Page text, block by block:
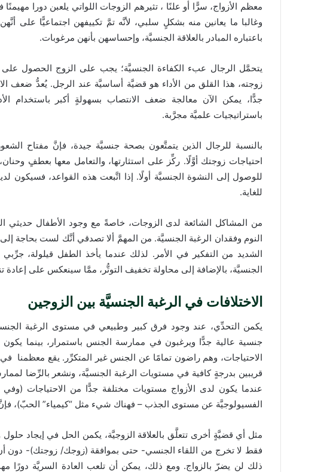
معظم الأزواج، سرًّا أو علنًا ​​، تثيرهم الزوجات اللواتي يلعبن دورا
وغالبا ما يعانين منه بشكلٍ سلبي، لأنَّه تمَّ تكييفهن اجتماعيًّا على
باعتباره المبادر بالعلاقة الجنسيَّة، وإحساسهن بأنهن مرغوبات.
يتحمَّل الرجال عبء الكفاءة الجنسيَّة؛ يجب على الزوج الحصول على
زوجته، هذا القلق من الأداء هو قضيَّة أساسيَّة عند الرجل. يُعدُّ ضعف
جدًّا، يمكن الآن معالجة ضعف الانتصاب بسهولةٍ أكبر باستخدام
باستراتيجيات علميَّة مجرَّبة.
بالنسبة للرجال الذين يتمتَّعون بصحة جنسيَّة جيدة، فإنَّ مفتاح
احتياجات زوجتك أوَّلًا. ركِّز على استثارتها، والتعامل معها بعطفٍ
للوصول إلى النشوة الجنسيَّة أولًا. إذا اتَّبعت هذه القواعد،
للغاية.
من المشاكل الشائعة لدى الزوجات، خاصةً مع وجود الأطفال حديثي
النوم وفقدان الرغبة الجنسيَّة. من المهمَّ ألا تصدقي أنَّك لست بحاجة
الشديد من التفكير في الأمر. لذلك عندما يأخذ الطفل قيلولة، جرِّبي
الجنسيَّة، بالإضافة إلى محاولة تخفيف التوتُّر، ممَّا سينعكس على
الاختلافات في الرغبة الجنسيَّة بين الزوجين
يكمن التحدِّي، عند وجود فرق كبير وطبيعي في مستوى الرغبة
جنسية عالية جدًّا ويرغبون في ممارسة الجنس باستمرار، بينما
الاحتياجات، وهم راضون تمامًا عن الجنس غير المتكرِّر. يقع معظمنا
عندما يكون لدى الأزواج مستويات مختلفة جدًّا من الاحتياجات
الفسيولوجيَّة عن مستوى الجذب – فهناك شيء مثل “كيمياء” الحبّ)، فإنَّ
مثل أي قضيَّةٍ أخرى تتعلَّق بالعلاقة الزوجيَّة، يكمن الحل في إيجاد
فقط لا تخرج من اللقاء الجنسي- حتى بموافقة (زوجك/ زوجتك)- دون أن
ذلك لن يضرّ بالزواج. ومع ذلك، يمكن أن تلعب العادة السريَّة دورًا